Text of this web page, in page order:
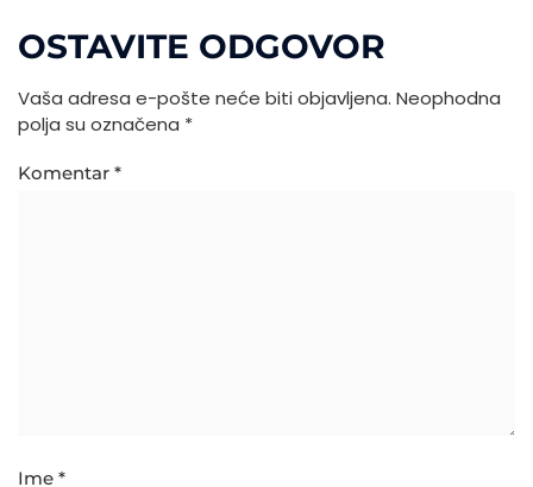
OSTAVITE ODGOVOR
Vaša adresa e-pošte neće biti objavljena. Neophodna
polja su označena *
Komentar *
Ime *